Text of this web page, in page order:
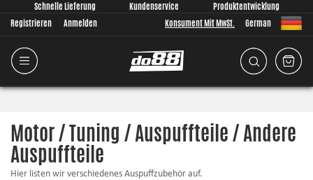
Schnelle Lieferung Kundenservice
Produktentwicklung
Registrieren
Anmelden Konsument Mit MwSt. German
Motor / Tuning / Auspuffteile / Andere
Auspuffteile
Hier listen wir verschiedenes Auspuffzubehör auf.